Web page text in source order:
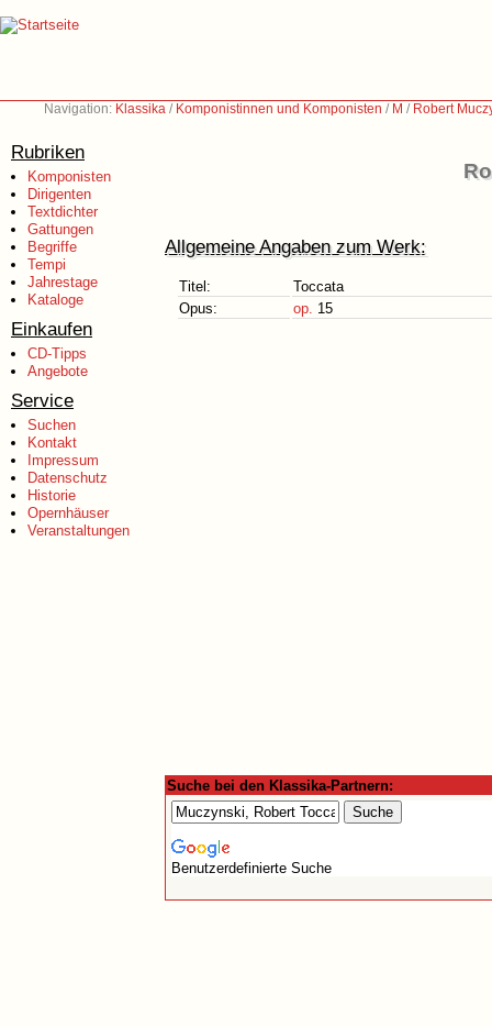
Navigation: Klassika / Komponistinnen und Komponisten / M / Robert
Rubriken
Komponisten
Dirigenten
Textdichter
Gattungen
Begriffe
Tempi
Jahrestage
Kataloge
Einkaufen
CD-Tipps
Angebote
Service
Suchen
Kontakt
Impressum
Datenschutz
Historie
Opernhäuser
Veranstaltungen
Allgemeine Angaben zum Werk:
Titel:
Toccata
Opus:
op. 15
Suche bei den Klassika-Partnern:
Benutzerdefinierte Suche